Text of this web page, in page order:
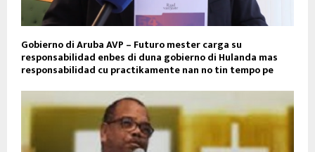
Gobierno di Aruba AVP – Futuro mester carga su
responsabilidad enbes di duna gobierno di Hulanda mas
responsabilidad cu practikamente nan no tin tempo pe